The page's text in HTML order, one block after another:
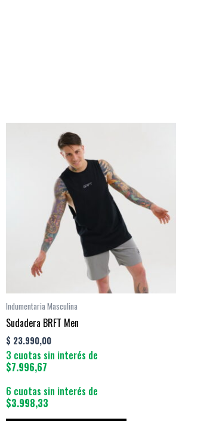
Indumentaria Masculina
Sudadera BRFT Men
$ 23.990,00
3 cuotas sin interés de
$7.996,67
6 cuotas sin interés de
$3.998,33
variantes.
Las
opciones
se
pueden
elegir
en